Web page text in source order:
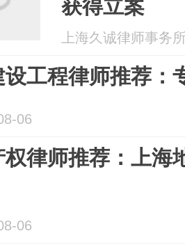
获得立案
上海久诚律师事务
工程律师推荐：
06
律师推荐：上海
06